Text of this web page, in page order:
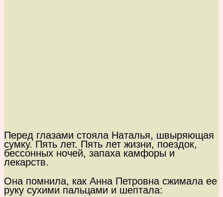
Перед глазами стояла Наталья, швыряющая
сумку. Пять лет. Пять лет жизни, поездок,
бессонных ночей, запаха камфоры и
лекарств.
Она помнила, как Анна Петровна сжимала ее
руку сухими пальцами и шептала: